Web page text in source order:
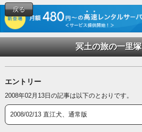
冥土の旅の一里塚
戻る
エントリー
2008年02月13日の記事は以下のとおりです。
2008/02/13 直江犬、通常版